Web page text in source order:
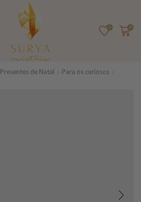
0 0
Presentes de Natal
Para os curiosos